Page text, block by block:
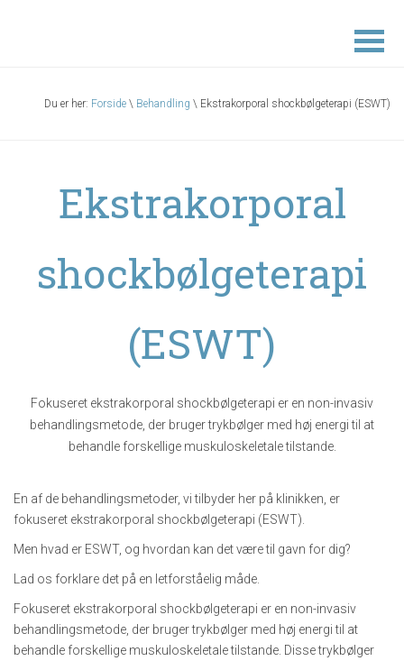
Du er her: Forside \ Behandling \ Ekstrakorporal shockbølgeterapi (ESWT)
Ekstrakorporal
shockbølgeterapi
(ESWT)
Fokuseret ekstrakorporal shockbølgeterapi er en non-invasiv
behandlingsmetode, der bruger trykbølger med høj energi til at
behandle forskellige muskuloskeletale tilstande.
En af de behandlingsmetoder, vi tilbyder her på klinikken, er
fokuseret ekstrakorporal shockbølgeterapi (ESWT).
Men hvad er ESWT, og hvordan kan det være til gavn for dig?
Lad os forklare det på en letforståelig måde.
Fokuseret ekstrakorporal shockbølgeterapi er en non-invasiv
behandlingsmetode, der bruger trykbølger med høj energi til at
behandle forskellige muskuloskeletale tilstande. Disse trykbølger